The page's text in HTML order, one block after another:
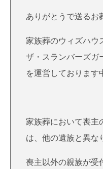
ありがとうで送るお
家族葬のウィズハウ
ザ・スランバーズガ
を運営しております
家族葬において喪主
は、他の遺族と異な
喪主以外の親族が受